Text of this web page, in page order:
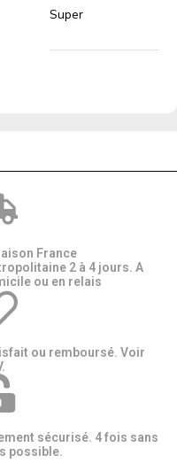
Super
France
2 à 4 jours. A
ou en relais​​
ou remboursé. Voir
sécurisé. 4 fois sans
possible.